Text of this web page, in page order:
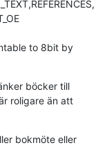
to 8bit by
böcker till
roligare än att
bokmöte eller